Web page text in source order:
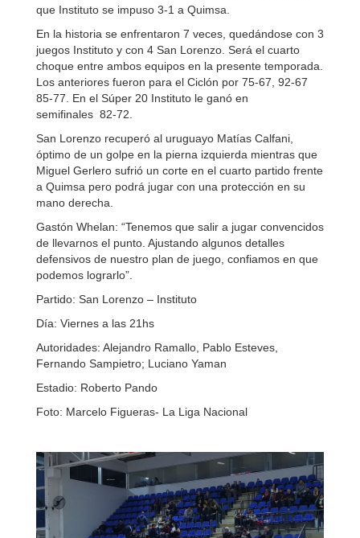
que Instituto se impuso 3-1 a Quimsa.
En la historia se enfrentaron 7 veces, quedándose con 3
juegos Instituto y con 4 San Lorenzo. Será el cuarto
choque entre ambos equipos en la presente temporada.
Los anteriores fueron para el Ciclón por 75-67, 92-67
85-77. En el Súper 20 Instituto le ganó en
semifinales 82-72.
San Lorenzo recuperó al uruguayo Matías Calfani,
óptimo de un golpe en la pierna izquierda mientras que
Miguel Gerlero sufrió un corte en el cuarto partido frente
a Quimsa pero podrá jugar con una protección en su
mano derecha.
Gastón Whelan: “Tenemos que salir a jugar convencidos
de llevarnos el punto. Ajustando algunos detalles
defensivos de nuestro plan de juego, confiamos en que
podemos lograrlo”.
Partido: San Lorenzo – Instituto
Día: Viernes a las 21hs
Autoridades: Alejandro Ramallo, Pablo Esteves,
Fernando Sampietro; Luciano Yaman
Estadio: Roberto Pando
Foto: Marcelo Figueras- La Liga Nacional